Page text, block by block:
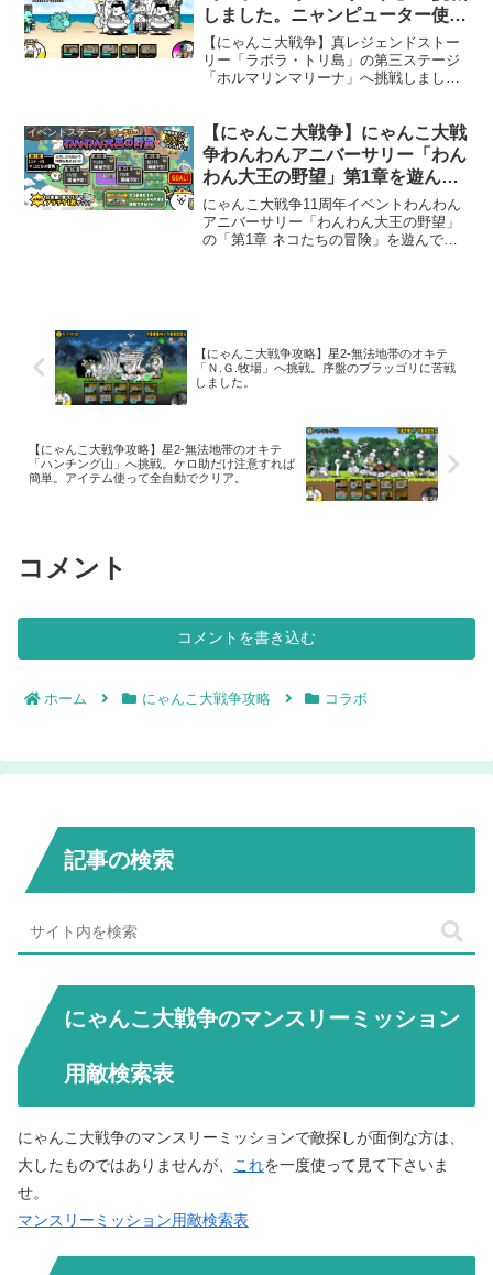
ント！」のステージクリアはお勧めした
いです。
しました。ニャンピューター使
用。
【にゃんこ大戦争】真レジェンドストー
リー「ラボラ・トリ島」の第三ステージ
「ホルマリンマリーナ」へ挑戦しまし
こは、こちらの城の手前まで敵城の烈波
が届きます。烈波の届かないところで戦
闘をする方法が取れません。しかも、敵
がバリアを使うので、バリア破壊に時間
が掛かってしまうと烈波を受けやすくな
ってしまいます。
イベントステージ
【にゃんこ大戦争】にゃんこ大戦
争わんわんアニバーサリー「わん
わん大王の野望」第1章を遊んで
みました。過去に登場した記念キ
ャラと新キャラの「ネコメダル
王」が手に入ります。
にゃんこ大戦争11周年イベントわんわん
アニバーサリー「わんわん大王の野望」
の「第1章 ネコたちの冒険」を遊んでみ
ト専用ガチャを回す事が出来ます。
【にゃんこ大戦争攻略】星2-無法地帯のオキテ
「Ｎ.Ｇ.牧場」へ挑戦。序盤のブラッゴリに苦戦
しました。
【にゃんこ大戦争攻略】星2-無法地帯のオキテ
「ハンチング山」へ挑戦。ケロ助だけ注意すれば
簡単。アイテム使って全自動でクリア。
コメント
コメントを書き込む
ホーム にゃんこ大戦争攻略 コラボ
記事の検索
にゃんこ大戦争のマンスリーミッション
用敵検索表
にゃんこ大戦争のマンスリーミッションで敵探しが面倒な方は、
大したものではありませんが、 これを一度使って見て下さいま
せ。
マンスリーミッション用敵検索表